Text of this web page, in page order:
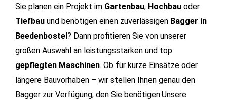
Sie planen ein Projekt im Gartenbau, Hochbau oder
Tiefbau und benötigen einen zuverlässigen Bagger in
Beedenbostel? Dann profitieren Sie von unserer
großen Auswahl an leistungsstarken und top
gepflegten Maschinen. Ob für kurze Einsätze oder
längere Bauvorhaben – wir stellen Ihnen genau den
Bagger zur Verfügung, den Sie benötigen.Unsere